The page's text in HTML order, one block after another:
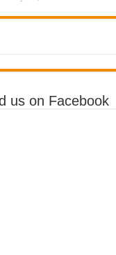
us on Facebook